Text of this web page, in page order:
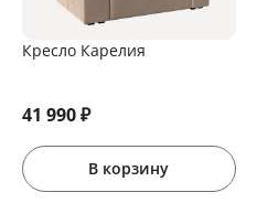
Кресло Карелия
41 990₽
В корзину